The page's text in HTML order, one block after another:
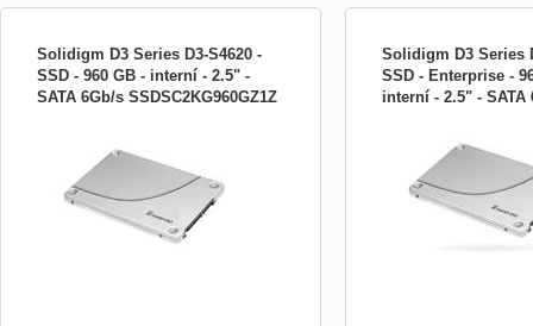
Solidigm D3 Series D3-S4620 -
SSD - 960 GB - interní - 2.5" -
SATA 6Gb/s SSDSC2KG960GZ1Z
Solidigm D3 Series
SSD - Enterprise -
interní - 2.5" - SATA
SATA 6Gb/s SSD -
interní - 2.5&quot; - SATA